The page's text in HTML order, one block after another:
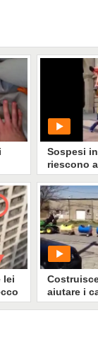
lei
la
Sospesi
riescono a
358• di
aiutare i
l'idea per